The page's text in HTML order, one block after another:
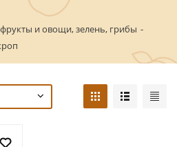
и овощи, зелень, грибы -